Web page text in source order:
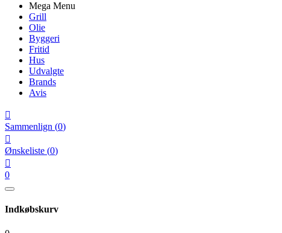
Mega Menu
Grill
Olie
Byggeri
Fritid
Hus
Udvalgte
Brands
Avis

Sammenlign (0)

Ønskeliste (0)

0
Indkøbskurv